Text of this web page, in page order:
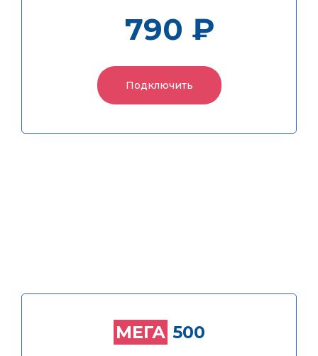
790 ₽
Подключить
1040 ₽
МЕГА 500
МЕГА
500
+ Кабельное ТВ